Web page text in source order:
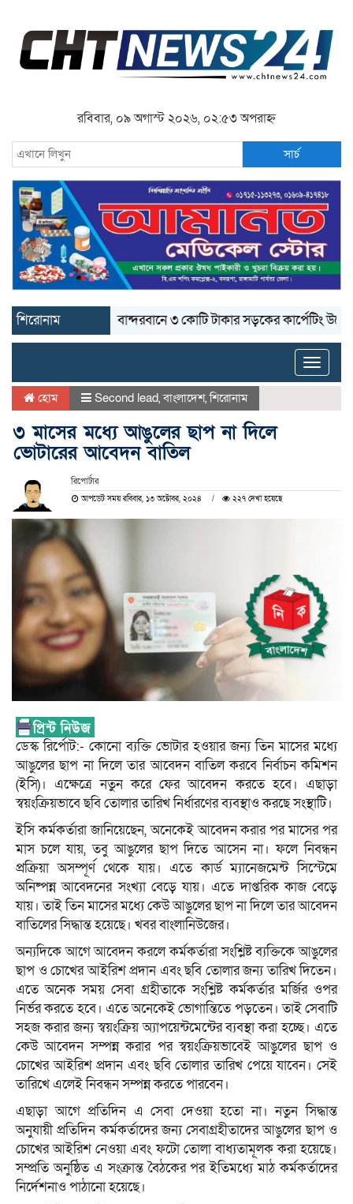
রবিবার, ০৯ অগাস্ট ২০২৬, ০২:৫৩ অপরাহ্ন
সার্চ
শিরোনাম বান্দরবানে ৩ কোটি টাকার সড়কের কার্পেটিং উঠে যাচ্ছে
Toggle
হোম Second lead,বাংলাদেশ,শিরোনাম
৩ মাসের মধ্যে আঙুলের ছাপ না দিলে
ভোটারের আবেদন বাতিল
রিপোর্টার
আপডেট সময় রবিবার, ১৩ অক্টোবর, ২০২৪ ২২৭ দেখা হয়েছে
ডেস্ক রির্পোট:- কোনো ব্যক্তি ভোটার হওয়ার জন্য তিন মাসের মধ্যে
আঙুলের ছাপ না দিলে তার আবেদন বাতিল করবে নির্বাচন কমিশন
(ইসি)। এক্ষেত্রে নতুন করে ফের আবেদন করতে হবে। এছাড়া
স্বয়ংক্রিয়ভাবে ছবি তোলার তারিখ নির্ধারণের ব্যবস্থাও করছে সংস্থাটি।
ইসি কর্মকর্তারা জানিয়েছেন, অনেকেই আবেদন করার পর মাসের পর
মাস চলে যায়, তবু আঙুলের ছাপ দিতে আসেন না। ফলে নিবন্ধন
প্রক্রিয়া অসম্পূর্ণ থেকে যায়। এতে কার্ড ম্যানেজমেন্ট সিস্টেমে
অনিষ্পন্ন আবেদনের সংখ্যা বেড়ে যায়। এতে দাপ্তরিক কাজ বেড়ে
যায়। তাই তিন মাসের মধ্যে কেউ আঙুলের ছাপ না দিলে তার আবেদন
বাতিলের সিদ্ধান্ত হয়েছে। খবর বাংলানিউজের।
অন্যদিকে আগে আবেদন করলে কর্মকর্তারা সংশ্লিষ্ট ব্যক্তিকে আঙুলের
ছাপ ও চোখের আইরিশ প্রদান এবং ছবি তোলার জন্য তারিখ দিতেন।
এতে অনেক সময় সেবা গ্রহীতাকে সংশ্লিষ্ট কর্মকর্তার মর্জির ওপর
নির্ভর করতে হবে। এতে অনেকেই ভোগান্তিতে পড়তেন। তাই সেবাটি
সহজ করার জন্য স্বয়ংক্রিয় অ্যাপয়েন্টমেন্টের ব্যবস্থা করা হচ্ছে। এতে
কেউ আবেদন সম্পন্ন করার পর স্বয়ংক্রিয়ভাবেই আঙুলের ছাপ ও
চোখের আইরিশ প্রদান এবং ছবি তোলার তারিখ পেয়ে যাবেন। সেই
তারিখে এলেই নিবন্ধন সম্পন্ন করতে পারবেন।
এছাড়া আগে প্রতিদিন এ সেবা দেওয়া হতো না। নতুন সিদ্ধান্ত
অনুযায়ী প্রতিদিন কর্মকর্তাদের জন্য সেবাগ্রহীতাদের আঙুলের ছাপ ও
চোখের আইরিশ নেওয়া এবং ফটো তোলা বাধ্যতামূলক করা হয়েছে।
সম্প্রতি অনুষ্ঠিত এ সংক্রান্ত বৈঠকের পর ইতিমধ্যে মাঠ কর্মকর্তাদের
নির্দেশনাও পাঠানো হয়েছে।